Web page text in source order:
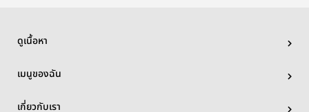
ดูเนื้อหา
เมนูของฉัน
เกี่ยวกับเรา